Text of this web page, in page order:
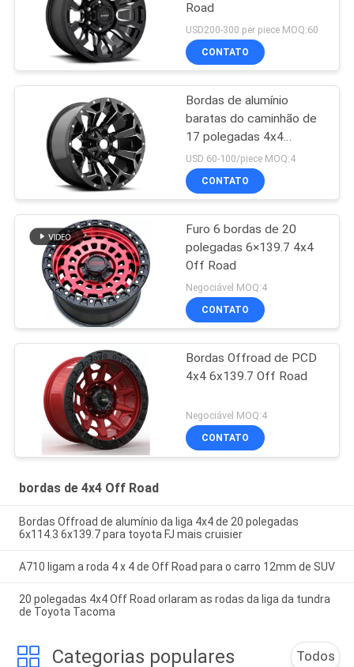
Road
USD200-300 per piece MOQ:60
CONTATO
Bordas de alumínio
baratas do caminhão de
17 polegadas 4x4
6x139.7 Off Road
USD 60-100/piece MOQ:4
CONTATO
Furo 6 bordas de 20
polegadas 6×139.7 4x4
Off Road
Negociável MOQ:4
CONTATO
Bordas Offroad de PCD
4x4 6x139.7 Off Road
Negociável MOQ:4
CONTATO
bordas de 4x4 Off Road
Bordas Offroad de alumínio da liga 4x4 de 20 polegadas
6x114.3 6x139.7 para toyota FJ mais cruisier
A710 ligam a roda 4 x 4 de Off Road para o carro 12mm de SUV
20 polegadas 4x4 Off Road orlaram as rodas da liga da tundra
de Toyota Tacoma
Categorias populares Todos